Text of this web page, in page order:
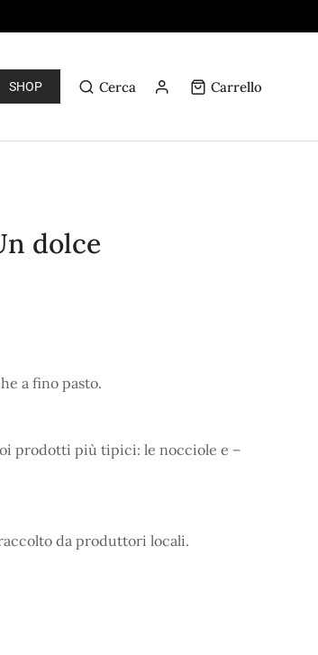
SHOP Cerca Carrello
dolce
a fino pasto.
prodotti più tipici: le nocciole e –
da produttori locali.